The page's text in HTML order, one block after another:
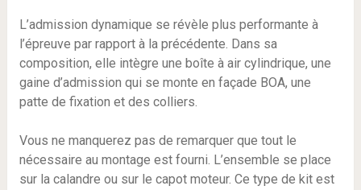
L’admission dynamique se révèle plus performante à
l’épreuve par rapport à la précédente. Dans sa
composition, elle intègre une boîte à air cylindrique, une
gaine d’admission qui se monte en façade BOA, une
patte de fixation et des colliers.
Vous ne manquerez pas de remarquer que tout le
nécessaire au montage est fourni. L’ensemble se place
sur la calandre ou sur le capot moteur. Ce type de kit est